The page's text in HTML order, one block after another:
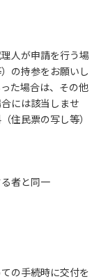
人が申請を行う場
の持参をお願いし
た場合は、その他
には該当しませ
住民票の写し等）
者と同一
の手続時に交付を